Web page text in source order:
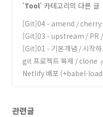
'Tool' 카테고리의 다른 글
[Git]04 - amend /
rt / stash
(0)
[Git]03 - upstream / PR
erge 전략
(0)
[Git]01 - 기본개념 / 시작
소
(0) git 프로젝트 복제 / clone
Netlify 배포 (+babel-loader, webpack mod
관련글